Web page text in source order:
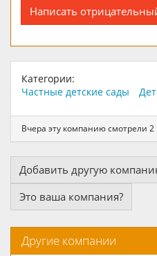
Написать
Категории:
Частные детские сады
Вчера эту компанию смотрели 2
Добавить другую
Это ваша компания?
Другие компании